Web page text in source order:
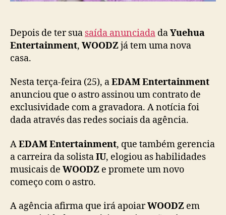
t
r
c
o
m
a
D
A
M
e
Depois de ter sua saída anunciada daYuehua
Entertainment, WOODZjá tem uma nova
casa.
Nesta terça-feira (25), aEDAM Entertainment
anunciou que o astro assinou um contrato de
exclusividade com a gravadora. A notícia foi
dada através das redes sociais da agência.
AEDAM Entertainment, que também gerencia
a carreira da solistaIU, elogiou as habilidades
musicais de WOODZ e promete um novo
começo com o astro.
A agência afirma que irá apoiarWOODZ em